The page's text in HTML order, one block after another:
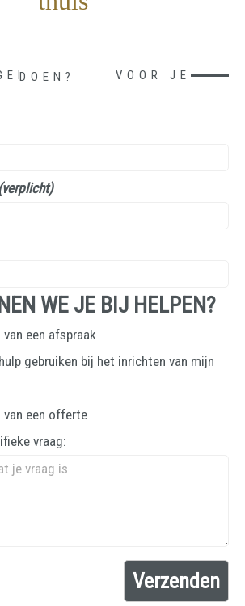
MOGEN WE IETS VOOR JE DOEN?
(verplicht)
WE JE BIJ HELPEN?
een afspraak
gebruiken bij het inrichten van mijn
van een offerte
vraag: